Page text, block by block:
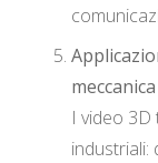
meccanica
I video
industriali: